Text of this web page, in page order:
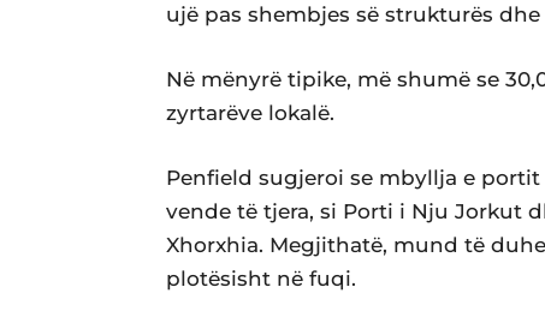
ujë pas shembjes së strukturës
Në mënyrë tipike, më shumë se
zyrtarëve lokalë.
Penfield sugjeroi se mbyllja e
vende të tjera, si Porti i Nju Jorkut
Xhorxhia. Megjithatë, mund të
plotësisht në fuqi.